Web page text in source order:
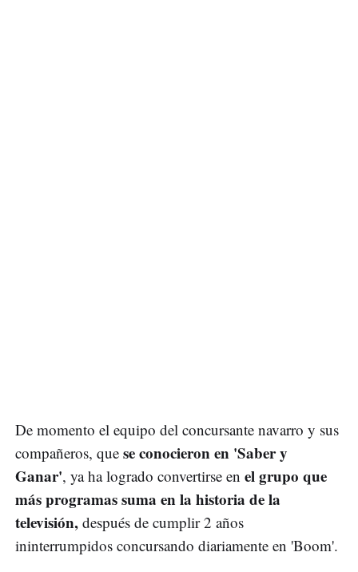
De momento el equipo del concursante navarro y sus
compañeros, que se conocieron en 'Saber y
Ganar', ya ha logrado convertirse en el grupo que
más programas suma en la historia de la
televisión, después de cumplir 2 años
ininterrumpidos concursando diariamente en 'Boom'.